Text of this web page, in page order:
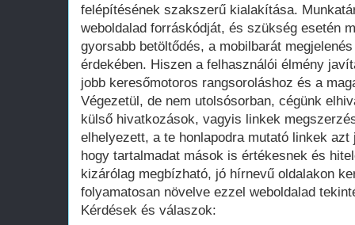
felépítésének szakszerű kialakítása.
weboldalad forráskódját, és szükség esetén
gyorsabb betöltődés, a mobilbarát
érdekében. Hiszen a felhasználói élmény
jobb keresőmotoros rangsoroláshoz és a
Végezetül, de nem utolsósorban, cégünk
külső hivatkozások, vagyis linkek
elhelyezett, a te honlapodra mutató linkek
hogy tartalmadat mások is értékesnek és
kizárólag megbízható, jó hírnevű oldalakon
folyamatosan növelve ezzel weboldalad
Kérdések és válaszok: